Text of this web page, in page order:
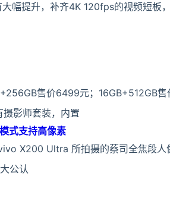
幅提升，补齐4K 120fps的视频短板
售价6499元；16GB+512GB售
影师套装，内置
式支持高像素
X200 Ultra 所拍摄的蔡司全焦段人
公认